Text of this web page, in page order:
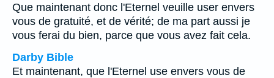
Que maintenant donc l'Eternel veuille user envers
vous de gratuité, et de vérité; de ma part aussi je
vous ferai du bien, parce que vous avez fait cela.
Darby Bible
Et maintenant, que l'Eternel use envers vous de